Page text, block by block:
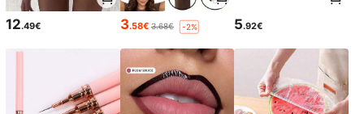
12.49€ 3.58€ 3.68€ -2% 5.92€